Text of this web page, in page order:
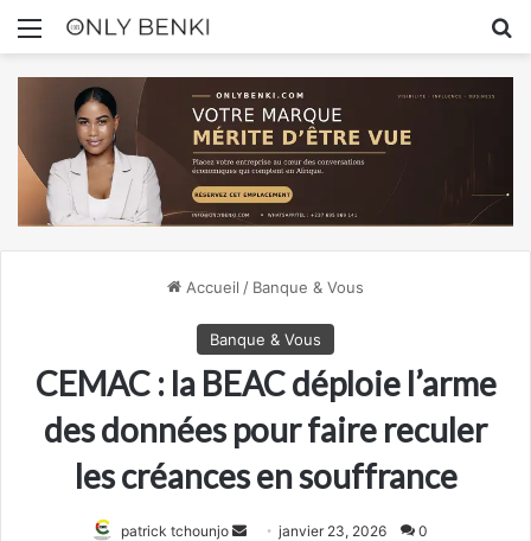
Menu
Accueil / Banque & Vous
Banque & Vous
CEMAC : la BEAC déploie l’arme
des données pour faire reculer
les créances en souffrance
patrick tchounjo
Envoyerjanvier 23, 2026 0